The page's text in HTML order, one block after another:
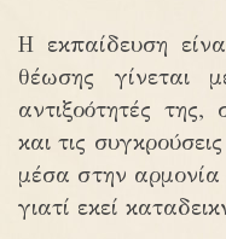
Η εκπαίδευση
θέωσης γίνεται
αντιξοότητές της,
και τις
μέσα στην
γιατί εκεί